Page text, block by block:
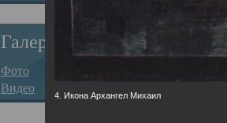
Галерея
Фото
Видео
4. Икона Архангел Михаил